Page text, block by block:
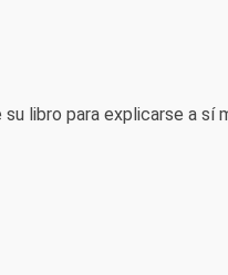
libro para explicarse a sí